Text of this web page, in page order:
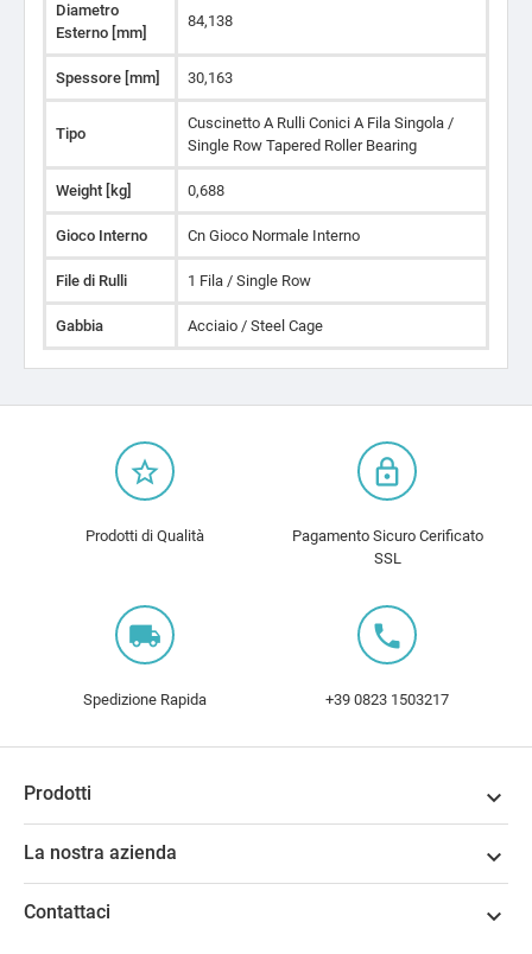
Diametro
Esterno [mm]
84,138
Spessore [mm] 30,163
Tipo
Cuscinetto A Rulli Conici A Fila Singola /
Single Row Tapered Roller Bearing
Weight [kg] 0,688
Gioco Interno Cn Gioco Normale Interno
File di Rulli 1 Fila / Single Row
Gabbia Acciaio / Steel Cage
star_border
Prodotti di Qualità
lock_outline
Pagamento Sicuro Cerificato
SSL
local_shipping
Spedizione Rapida
local_phone
+39 0823 1503217
Prodotti 
La nostra azienda 
Contattaci 